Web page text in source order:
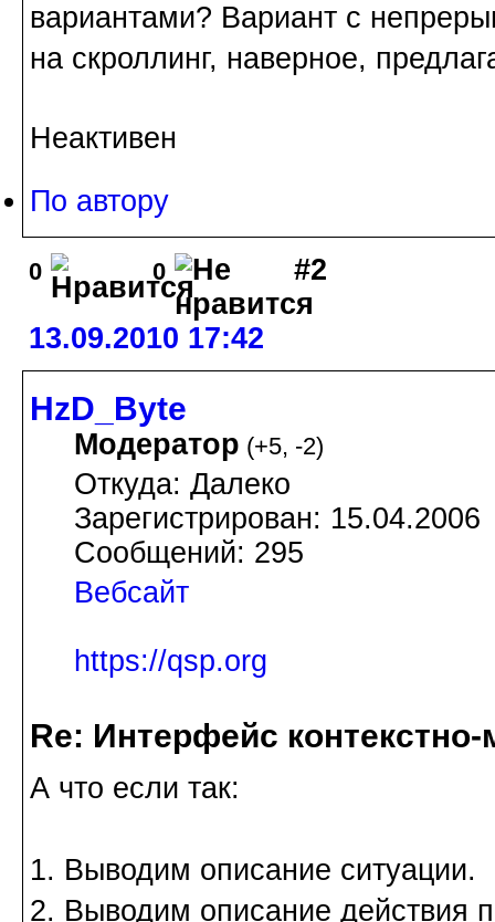
вариантами? Вариант с
на скроллинг, наверное,
Неактивен
По автору
0 0 #2
13.09.2010 17:42
HzD_Byte
Модератор (+5, -2)
Откуда: Далеко
Зарегистрирован: 15.04.2006
Сообщений: 295
Вебсайт
https://qsp.org
Re: Интерфейс
А что если так:
1. Выводим описание ситуации.
2. Выводим описание действия